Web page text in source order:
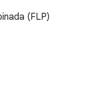
(FLP)